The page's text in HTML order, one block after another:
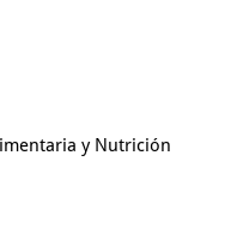
y Nutrición